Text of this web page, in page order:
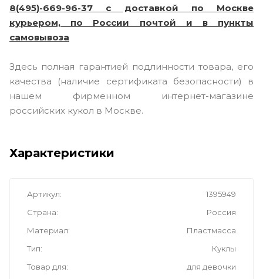
8(495)-669-96-37 с доставкой по Москве
курьером, по России почтой и в пункты
самовывоза
Здесь полная гарантией подлинности товара, его
качества (наличие сертификата безопасности) в
нашем фирменном интернет-магазине
российских кукол в Москве.
Характеристики
Артикул
1395949
Страна
Россия
Материал
Пластмасса
Тип
Куклы
Товар для
для девочки